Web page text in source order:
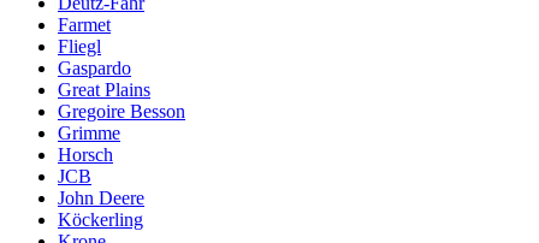
Farmet
Fliegl
Gaspardo
Great Plains
Gregoire Besson
Grimme
Horsch
JCB
John Deere
Köckerling